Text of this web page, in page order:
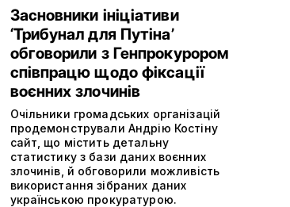
Засновники ініціативи
‘Трибунал для Путіна’
обговорили з Генпрокурором
співпрацю щодо фіксації
воєнних злочинів
Очільники громадських організацій
продемонстрували Андрію Костіну
сайт, що містить детальну
статистику з бази даних воєнних
злочинів, й обговорили можливість
використання зібраних даних
українською прокуратурою.